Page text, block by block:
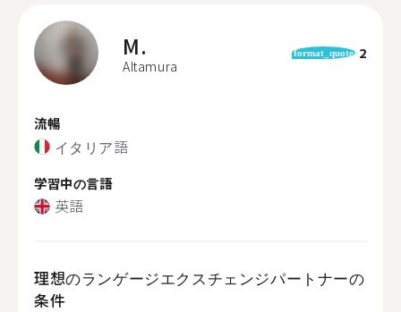
M.
Altamura
format_quote 2
流暢
イタリア語
学習中の言語
英語
理想のランゲージエクスチェンジパートナーの
条件